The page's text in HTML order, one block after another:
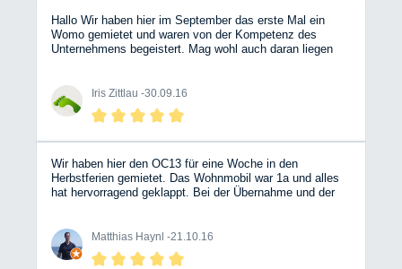
Hallo Wir haben hier im September das erste Mal ein
Womo gemietet und waren von der Kompetenz des
Unternehmens begeistert. Mag wohl auch daran liegen
Buchungen wurden prompt beantwortet.Selbst ein
vorheriges anschauen des ausgewählten Womo war kein
Problem .Wir werden hier weiterhin buchen und freuen
Iris Zittlau -30.09.16
Wir haben hier den OC13 für eine Woche in den
Herbstferien gemietet. Das Wohnmobil war 1a und alles
hat hervorragend geklappt. Bei der Übernahme und der
Matthias Haynl -21.10.16